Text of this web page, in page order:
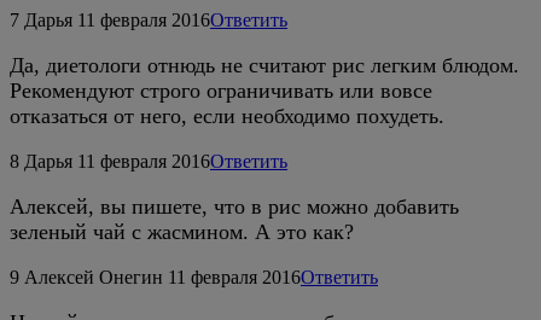
7 Дарья 11 февраля 2016Ответить
Да, диетологи отнюдь не считают рис легким блюдом.
Рекомендуют строго ограничивать или вовсе
отказаться от него, если необходимо похудеть.
8 Дарья 11 февраля 2016Ответить
Алексей, вы пишете, что в рис можно добавить
зеленый чай с жасмином. А это как?
9 Алексей Онегин 11 февраля 2016Ответить